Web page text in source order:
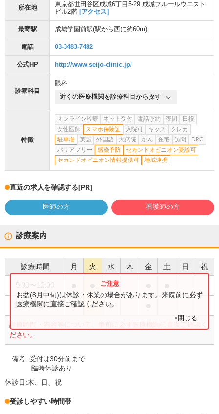
所在地
東京都世田谷区成城6丁目5-29 成城フルールウエスト
ビル2階 [アクセス]
最寄駅 成城学園前駅(駅から西に約60m)
電話 03-3483-7482
公式HP http://www.seijo-clinic.jp/
診療科目
眼科
近くの医療機関を診療科目から探す
特徴
オンライン診療 ネット受付 電話予約 夜間
日祝
女性医師
スマホ保険証 入院可 キッズ
クレカ
駐車場
英語 外国語 大病院 がん 在宅 訪問
DPC
バリアフリー
感染予防
セカンドオピニオン受診可
セカンドオピニオン情報提供可
地域連携
直近の求人を確認する[PR]
医師の方 看護師の方
診療案内
診療時間 月 火 水 木 金 土 日 祝
●
14:30〜18:00 ● ● ●
診療時間・内容等について、事前に必ず医療機関に直接ご確認く
ださい。
お盆(8月中旬)は休診・休業の場合があります。来院前に必ず
医療機関に直接ご確認ください。
×閉じる
備考:受付は30分前まで
臨時休診あり
休診日:木、日、祝
受診しやすい時間帯